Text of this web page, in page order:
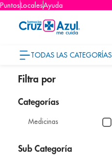
PuntosLocalesAyuda
TODAS LAS CATEGORÍAS
Medicinas